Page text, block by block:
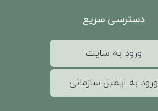
دسترسی سریع
ورود به سایت
ورود به ایمیل سازمانی